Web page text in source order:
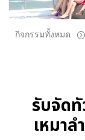
กิจกรรมทั้งหมด
รับจัดทั
เหมา